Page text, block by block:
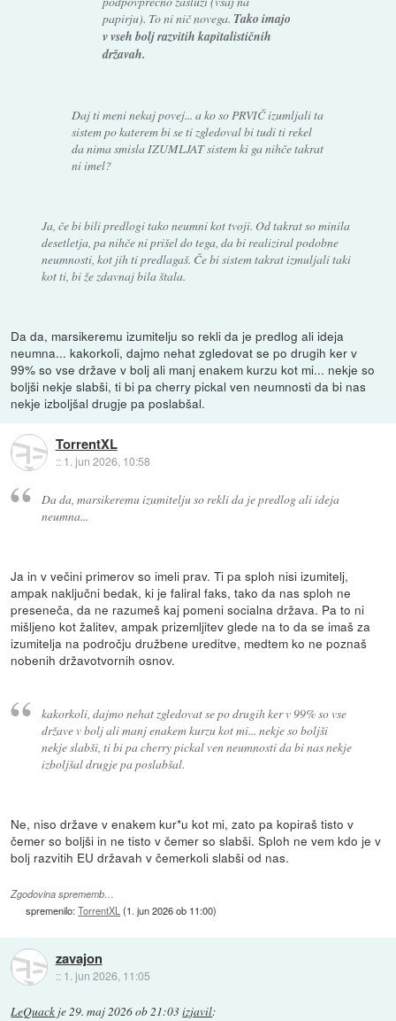
papirju). To ni nič novega. Tako imajo
v vseh bolj razvitih kapitalističnih
državah.
Daj ti meni nekaj povej... a ko so PRVIČ izumljali ta
sistem po katerem bi se ti zgledoval bi tudi ti rekel
da nima smisla IZUMLJAT sistem ki ga nihče takrat
ni imel?
Ja, če bi bili predlogi tako neumni kot tvoji. Od takrat so minila
desetletja, pa nihče ni prišel do tega, da bi realiziral podobne
neumnosti, kot jih ti predlagaš. Če bi sistem takrat izmuljali taki
kot ti, bi že zdavnaj bila štala.
Da da, marsikeremu izumitelju so rekli da je predlog ali ideja
neumna... kakorkoli, dajmo nehat zgledovat se po drugih ker v
99% so vse države v bolj ali manj enakem kurzu kot mi... nekje so
boljši nekje slabši, ti bi pa cherry pickal ven neumnosti da bi nas
nekje izboljšal drugje pa poslabšal.
TorrentXL
:: 1. jun 2026, 10:58
Da da, marsikeremu izumitelju so rekli da je predlog ali ideja
neumna...
Ja in v večini primerov so imeli prav. Ti pa sploh nisi izumitelj,
ampak naključni bedak, ki je faliral faks, tako da nas sploh ne
preseneča, da ne razumeš kaj pomeni socialna država. Pa to ni
mišljeno kot žalitev, ampak prizemljitev glede na to da se imaš za
izumitelja na področju družbene ureditve, medtem ko ne poznaš
nobenih državotvornih osnov.
kakorkoli, dajmo nehat zgledovat se po drugih ker v 99% so vse
države v bolj ali manj enakem kurzu kot mi... nekje so boljši
nekje slabši, ti bi pa cherry pickal ven neumnosti da bi nas nekje
izboljšal drugje pa poslabšal.
Ne, niso države v enakem kur*u kot mi, zato pa kopiraš tisto v
čemer so boljši in ne tisto v čemer so slabši. Sploh ne vem kdo je v
bolj razvitih EU državah v čemerkoli slabši od nas.
Zgodovina sprememb…
spremenilo:TorrentXL (1. jun 2026 ob 11:00)
zavajon
:: 1. jun 2026, 11:05
LeQuack je29. maj 2026 ob 21:03izjavil: